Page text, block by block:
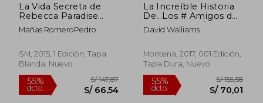
10%
dcto. S/ 8,91
55%
dcto. S/
La Vida Secreta de
Rebecca Paradise
(Premio Barco de
Vapor 2015)
Mañas RomeroPedro
SM, 2015, 1 Edición, Tapa
Blanda, Nuevo
La Increíble Historia
De...Los # Amigos de
Medianoche / The
Midnight Gang
David Walliams
Montena, 2017, 001 Edición,
Tapa Dura, Nuevo